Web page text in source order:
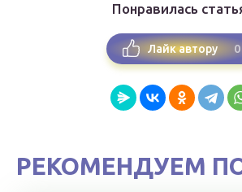
Понравилась
Лайк автору 0
РЕКОМЕНДУЕМ